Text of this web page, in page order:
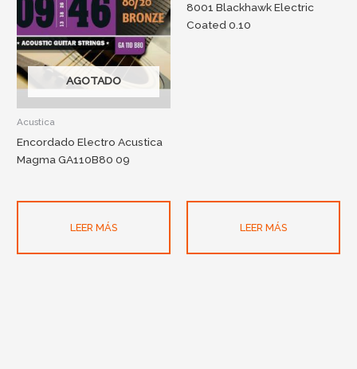
AGOTADO
Acustica
Encordado Electro Acustica
Magma GA110B80 09
LEER MÁS
8001 Blackhawk Electric
Coated 0.10
LEER MÁS